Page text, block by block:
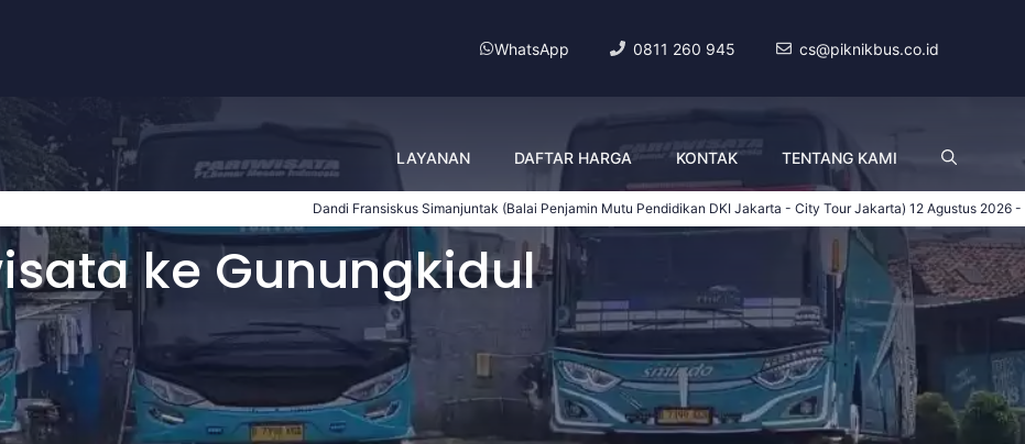
WhatsApp 0811 260 945 cs@piknikbus.co.id
LAYANAN DAFTAR HARGA KONTAK TENTANG KAMI
Dandi Fransiskus Simanjuntak (Balai Penjamin Mutu Pendidikan DKI Jakarta - City Tour Jakarta) 12 Agustus 2026 - 13 Agustus
ke Gunungkidul